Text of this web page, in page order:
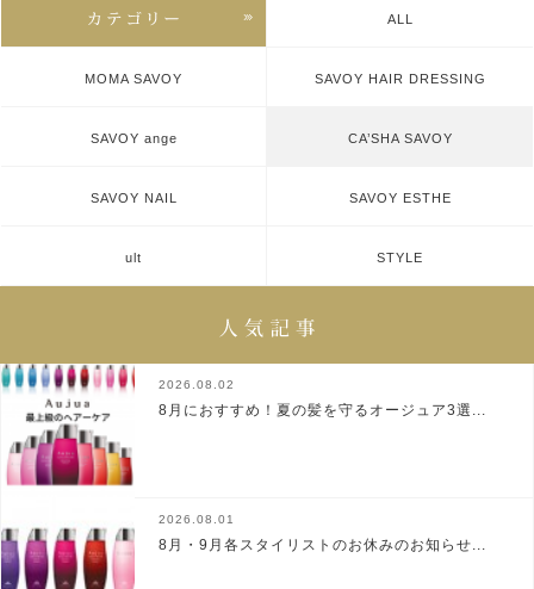
ALL
MOMA SAVOY SAVOY HAIR DRESSING
SAVOY ange CA’SHA SAVOY
SAVOY NAIL SAVOY ESTHE
ult STYLE
2026.08.02
8月におすすめ！夏の髪を守るオージュア3選...
2026.08.01
8月・9月各スタイリストのお休みのお知らせ...